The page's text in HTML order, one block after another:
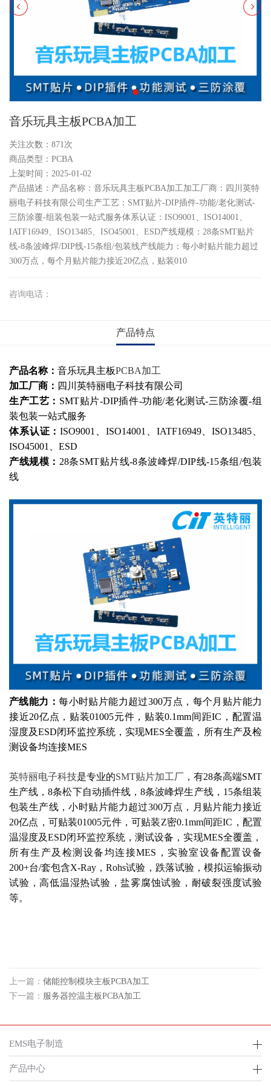
音乐玩具主板PCBA加工
关注次数： 871次
商品类型：PCBA
上架时间：2025-01-02
产品描述：产品名称：音乐玩具主板PCBA加工加工厂商：四川英特
丽电子科技有限公司生产工艺：SMT贴片-DIP插件-功能/老化测试-
三防涂覆-组装包装一站式服务体系认证：ISO9001、ISO14001、
IATF16949、ISO13485、ISO45001、ESD产线规模：28条SMT贴片
线-8条波峰焊/DIP线-15条组/包装线产线能力：每小时贴片能力超过
300万点，每个月贴片能力接近20亿点，贴装010
咨询电话：
产品特点
产品名称： 音乐玩具主板PCBA加工
加工厂商： 四川英特丽电子科技有限公司
生产工艺： SMT贴片-DIP插件-功能/老化测试-三防涂覆-组
装包装一站式服务
体系认证：ISO9001、ISO14001、IATF16949、ISO13485、
ISO45001、ESD
产线规模： 28条SMT贴片线-8条波峰焊/DIP线-15条组/包装
线
产线能力：每小时贴片能力超过300万点，每个月贴片能力
接近20亿点，贴装01005元件，贴装0.1mm间距IC，配置温
湿度及ESD闭环监控系统，实现MES全覆盖，所有生产及检
测设备均连接MES
英特丽电子科技是专业的SMT贴片加工厂 ，有28条高端SMT
生产线，8条松下自动插件线，8条波峰焊生产线，15条组装
包装生产线，小时贴片能力超过300万点，月贴片能力接近
20亿点，可贴装01005元件，可贴装Z密0.1mm间距IC，配置
温湿度及ESD闭环监控系统，测试设备，实现MES全覆盖，
所有生产及检测设备均连接MES，实验室设备配置设备
200+台/套包含X-Ray，Rohs试验，跌落试验，模拟运输振动
试验，高低温湿热试验，盐雾腐蚀试验，耐破裂强度试验
等。
上一篇： 储能控制模块主板PCBA加工
下一篇： 服务器控温主板PCBA加工
EMS电子制造
产品中心